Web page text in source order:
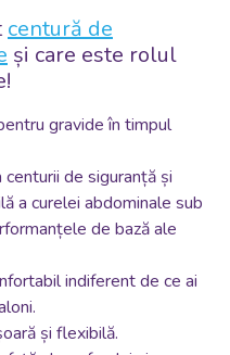
centură de
și care este rolul
gravide în timpul
de siguranță și
a curelei abdominale sub
de bază ale
indiferent de ce ai
și flexibilă.